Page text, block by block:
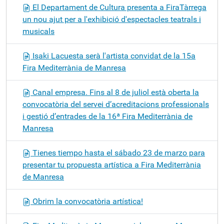
El Departament de Cultura presenta a FiraTàrrega
un nou ajut per a l'exhibició d'espectacles teatrals i
musicals
Isaki Lacuesta serà l'artista convidat de la 15a
Fira Mediterrània de Manresa
Canal empresa. Fins al 8 de juliol està oberta la
convocatòria del servei d’acreditacions professionals
i gestió d’entrades de la 16ª Fira Mediterrània de
Manresa
Tienes tiempo hasta el sábado 23 de marzo para
presentar tu propuesta artística a Fira Mediterrània
de Manresa
Obrim la convocatòria artística!